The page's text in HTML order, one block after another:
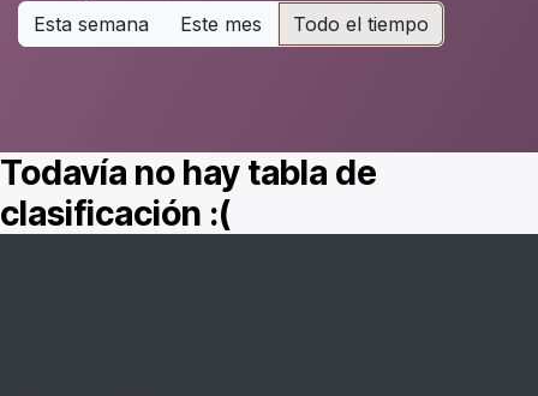
Esta semana
Este mes Todo el tiempo
Todavía no hay tabla de
clasificación :(